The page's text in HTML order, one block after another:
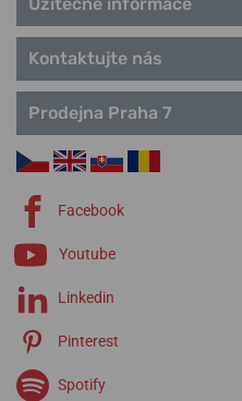
Užitečné informace
Kontaktujte nás
Prodejna Praha 7
Facebook
Youtube
Linkedin
Pinterest
Spotify